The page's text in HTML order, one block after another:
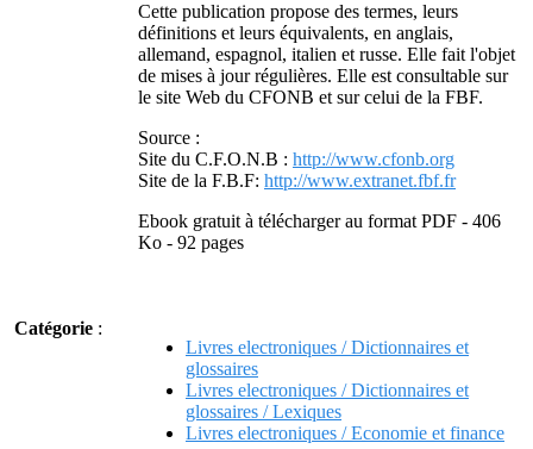
Cette publication propose des termes, leurs
définitions et leurs équivalents, en anglais,
allemand, espagnol, italien et russe. Elle fait l'objet
de mises à jour régulières. Elle est consultable sur
le site Web du CFONB et sur celui de la FBF.
Source :
Site du C.F.O.N.B : http://www.cfonb.org
Site de la F.B.F: http://www.extranet.fbf.fr
Ebook gratuit à télécharger au format PDF - 406
Ko - 92 pages
Catégorie :
Livres electroniques / Dictionnaires et
glossaires
Livres electroniques / Dictionnaires et
glossaires / Lexiques
Livres electroniques / Economie et finance